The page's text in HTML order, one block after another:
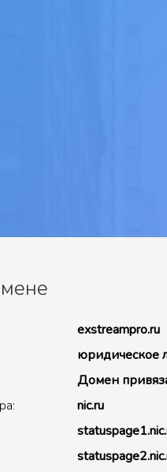
exstreampro.ru
юридическое
Домен
nic.ru